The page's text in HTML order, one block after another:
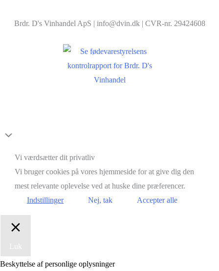
Brdr. D's Vinhandel ApS | info@dvin.dk | CVR-nr. 29424608
Scroll
Vi værdsætter dit privatliv
Vi bruger cookies på vores hjemmeside for at give dig den
mest relevante oplevelse ved at huske dine præferencer.
Indstillinger
Nej, tak Accepter alle
Luk
Beskyttelse af personlige oplysninger